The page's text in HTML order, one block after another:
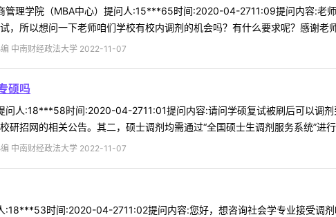
管理学院（MBA中心）提问人:15***65时间:2020-04-2711:09提问内容:老
，所以想问一下老师咱们学校有校内调剂的机会吗？有什么要求呢？感谢老
中南财经政法大学 2022-11-07
硕吗
问人:18***58时间:2020-04-2711:01提问内容:请问学硕复试被刷后可以调
研招网的相关公告。其二，硕士调剂均需通过“全国硕士生调剂服务系统”进
中南财经政法大学 2022-11-07
:18***53时间:2020-04-2711:02提问内容:您好，想咨询社会学专业接受调